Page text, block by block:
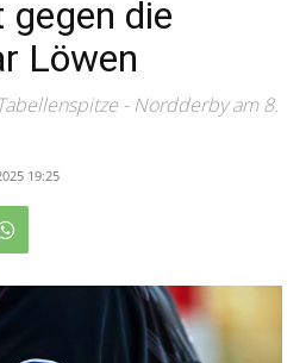
die
Löwen
- Nordderby am 8.
19:25